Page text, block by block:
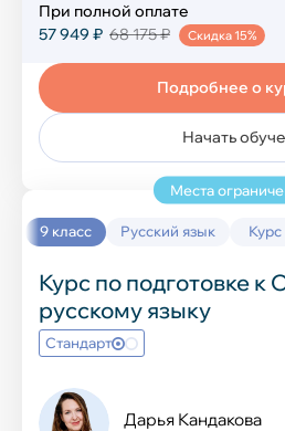
При полной оплате
57 949 ₽ 68 175 ₽ Скидка 15%
Начать
Подробнее о
Места
9 класс Русский язык Курс
Курс по подготовке к
русскому языку
Стандарт
Дарья Кандакова